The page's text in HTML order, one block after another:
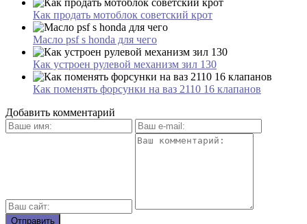
Как продать мотоблок советский крот
Масло psf s honda для чего
Как устроен рулевой механизм зил 130
Как поменять форсунки на ваз 2110 16 клапанов
Добавить комментарий